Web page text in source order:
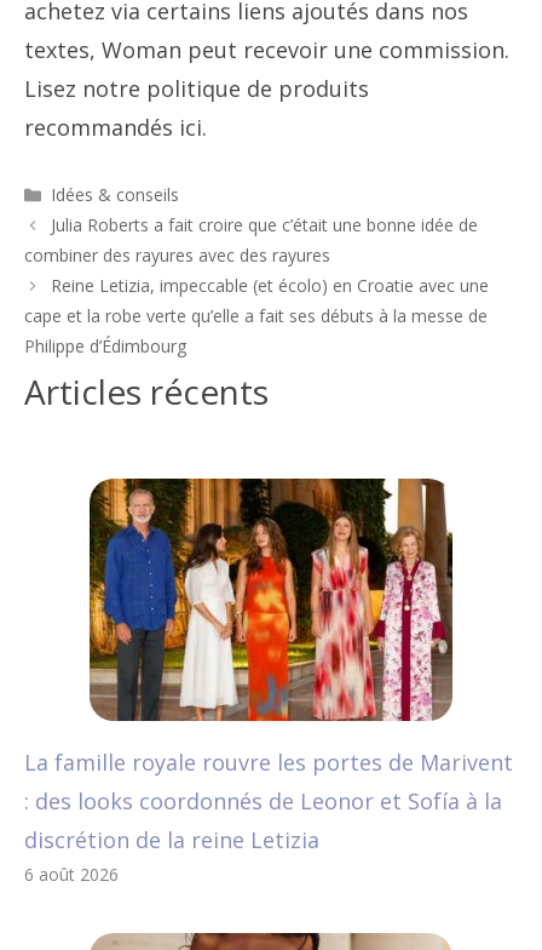
achetez via certains liens ajoutés dans nos
textes, Woman peut recevoir une commission.
Lisez notre politique de produits
recommandés ici.
Catégories
Idées & conseils
Navigation
des
Julia Roberts a fait croire que c’était une bonne idée de
combiner des rayures avec des rayures
Reine Letizia, impeccable (et écolo) en Croatie avec une
cape et la robe verte qu’elle a fait ses débuts à la messe de
Philippe d’Édimbourg
Articles récents
La famille royale rouvre les portes de Marivent
: des looks coordonnés de Leonor et Sofía à la
discrétion de la reine Letizia
6 août 2026